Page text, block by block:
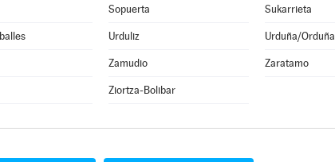
Sopuerta Sukarrieta
Urduliz Urduña/Orduña
Zamudio Zaratamo
Ziortza-Bolibar